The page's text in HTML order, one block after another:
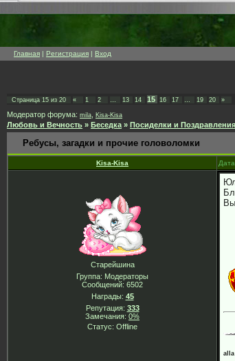
Главная | Регистрация | Вход
Страница 15 из 20 « 1 2 … 13 14 15 16 17 … 19 20 »
Модератор форума: mila Kisa-Kisa
Любовь и Вечность » Беседка » Посиделки и Поздравления
Ребусы, загадки и прочие головоломки
Kisa-Kisa
Старейшина
Группа: Модераторы
Сообщений: 6502
Награды: 45
Репутация: 333
Замечания: 0%
Статус: Offline
alla